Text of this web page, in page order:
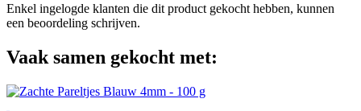
Enkel ingelogde klanten die dit product gekocht hebben, kunnen
een beoordeling schrijven.
Vaak samen gekocht met: